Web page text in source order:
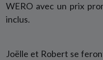
WERO avec un prix
inclus.
Joëlle et Robert se